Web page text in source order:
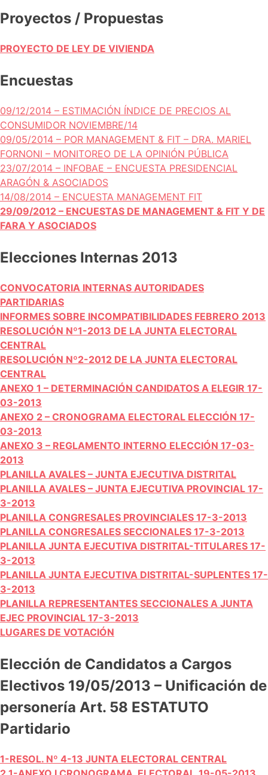
Proyectos / Propuestas
PROYECTO DE LEY DE VIVIENDA
Encuestas
09/12/2014 – ESTIMACIÓN ÍNDICE DE PRECIOS AL
CONSUMIDOR NOVIEMBRE/14
09/05/2014 – POR MANAGEMENT & FIT – DRA. MARIEL
FORNONI – MONITOREO DE LA OPINIÓN PÚBLICA
23/07/2014 – INFOBAE – ENCUESTA PRESIDENCIAL
ARAGÓN & ASOCIADOS
14/08/2014 – ENCUESTA MANAGEMENT FIT
29/09/2012 – ENCUESTAS DE MANAGEMENT & FIT Y DE
FARA Y ASOCIADOS
Elecciones Internas 2013
CONVOCATORIA INTERNAS AUTORIDADES
PARTIDARIAS
INFORMES SOBRE INCOMPATIBILIDADES FEBRERO 2013
RESOLUCIÓN Nº1-2013 DE LA JUNTA ELECTORAL
CENTRAL
RESOLUCIÓN Nº2-2012 DE LA JUNTA ELECTORAL
CENTRAL
ANEXO 1 – DETERMINACIÓN CANDIDATOS A ELEGIR 17-
03-2013
ANEXO 2 – CRONOGRAMA ELECTORAL ELECCIÓN 17-
03-2013
ANEXO 3 – REGLAMENTO INTERNO ELECCIÓN 17-03-
2013
PLANILLA AVALES – JUNTA EJECUTIVA DISTRITAL
PLANILLA AVALES – JUNTA EJECUTIVA PROVINCIAL 17-
3-2013
PLANILLA CONGRESALES PROVINCIALES 17-3-2013
PLANILLA CONGRESALES SECCIONALES 17-3-2013
PLANILLA JUNTA EJECUTIVA DISTRITAL-TITULARES 17-
3-2013
PLANILLA JUNTA EJECUTIVA DISTRITAL-SUPLENTES 17-
3-2013
PLANILLA REPRESENTANTES SECCIONALES A JUNTA
EJEC PROVINCIAL 17-3-2013
LUGARES DE VOTACIÓN
Elección de Candidatos a Cargos
Electivos 19/05/2013 – Unificación de
personería Art. 58 ESTATUTO
Partidario
1-RESOL. Nº 4-13 JUNTA ELECTORAL CENTRAL